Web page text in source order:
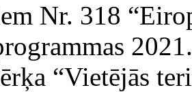
Nr. 318
“Vietējās